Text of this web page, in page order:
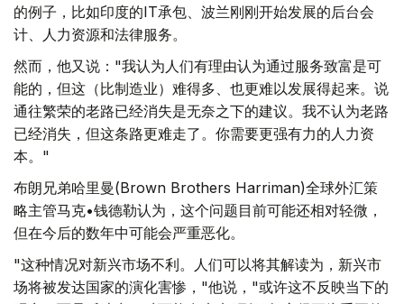
的例子，比如印度的IT承包、波兰刚刚开始发展的后台会
计、人力资源和法律服务。
然而，他又说："我认为人们有理由认为通过服务致富是可
能的，但这（比制造业）难得多、也更难以发展得起来。说
通往繁荣的老路已经消失是无奈之下的建议。我不认为老路
已经消失，但这条路更难走了。你需要更强有力的人力资
本。"
布朗兄弟哈里曼(Brown Brothers Harriman)全球外汇策
略主管马克•钱德勒认为，这个问题目前可能还相对轻微，
但在今后的数年中可能会严重恶化。
"这种情况对新兴市场不利。人们可以将其解读为，新兴市
场将被发达国家的演化害惨，"他说，"或许这不反映当下的